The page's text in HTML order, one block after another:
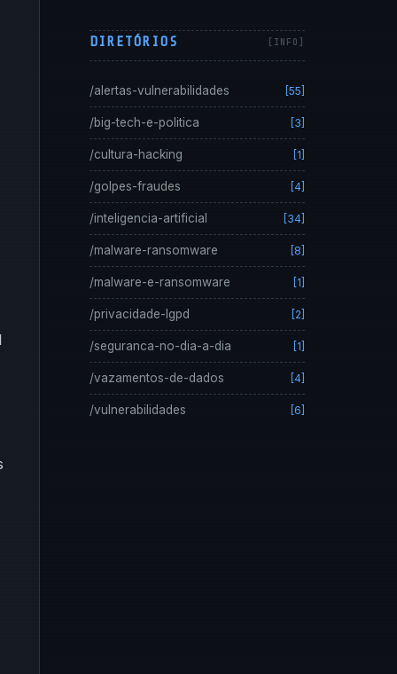
DIRETÓRIOS
/alertas-vulnerabilidades [55]
/big-tech-e-politica [3]
/cultura-hacking [1]
/golpes-fraudes [4]
/inteligencia-artificial [34]
/malware-ransomware [8]
/malware-e-ransomware [1]
/privacidade-lgpd [2]
/seguranca-no-dia-a-dia [1]
/vazamentos-de-dados [4]
/vulnerabilidades [6]